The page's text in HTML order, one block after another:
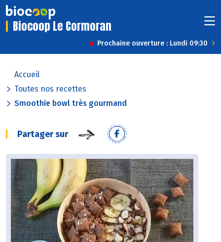
Biocoop Le Cormoran
Prochaine ouverture : Lundi 09:30
Accueil
Toutes nos recettes
Smoothie bowl très gourmand
Partager sur